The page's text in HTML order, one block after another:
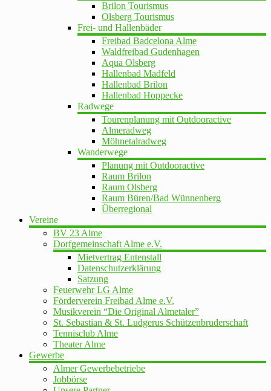
Brilon Tourismus
Olsberg Tourismus
Frei- und Hallenbäder
Freibad Badcelona Alme
Waldfreibad Gudenhagen
Aqua Olsberg
Hallenbad Madfeld
Hallenbad Brilon
Hallenbad Hoppecke
Radwege
Tourenplanung mit Outdooractive
Almeradweg
Möhnetalradweg
Wanderwege
Planung mit Outdooractive
Raum Brilon
Raum Olsberg
Raum Büren/Bad Wünnenberg
Überregional
Vereine
BV 23 Alme
Dorfgemeinschaft Alme e.V.
Mietvertrag Entenstall
Datenschutzerklärung
Satzung
Feuerwehr LG Alme
Förderverein Freibad Alme e.V.
Musikverein “Die Original Almetaler”
St. Sebastian & St. Ludgerus Schützenbruderschaft
Tennisclub Alme
Theater Alme
Gewerbe
Almer Gewerbebetriebe
Jobbörse